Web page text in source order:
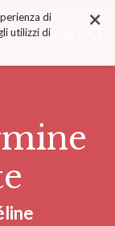
Cerca ... ×
di
utilizzi di